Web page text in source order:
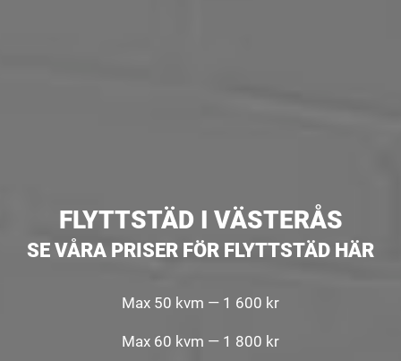
FLYTTSTÄD I VÄSTERÅS
SE VÅRA PRISER FÖR FLYTTSTÄD HÄR
Max 50 kvm — 1 600 kr
Max 60 kvm — 1 800 kr